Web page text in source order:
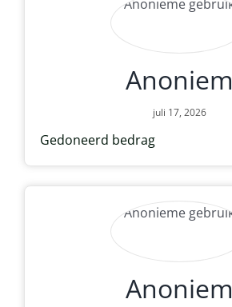
Anoniem
juli 17, 2026
Gedoneerd bedrag
Anoniem